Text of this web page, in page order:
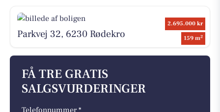
2.695.000 kr
159 m2
Parkvej 32, 6230 Rødekro
FÅ TRE GRATIS
SALGSVURDERINGER
Telefonnummer *